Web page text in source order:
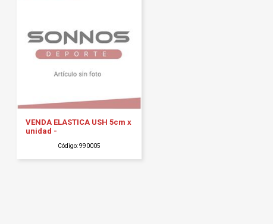
VENDA ELASTICA USH 5cm x
unidad -
Código: 990005